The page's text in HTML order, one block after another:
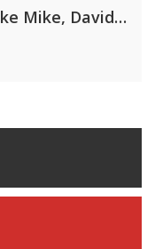
Dimitri Vegas & Like Mike, David Guetta & Afro Bros ft. Akon